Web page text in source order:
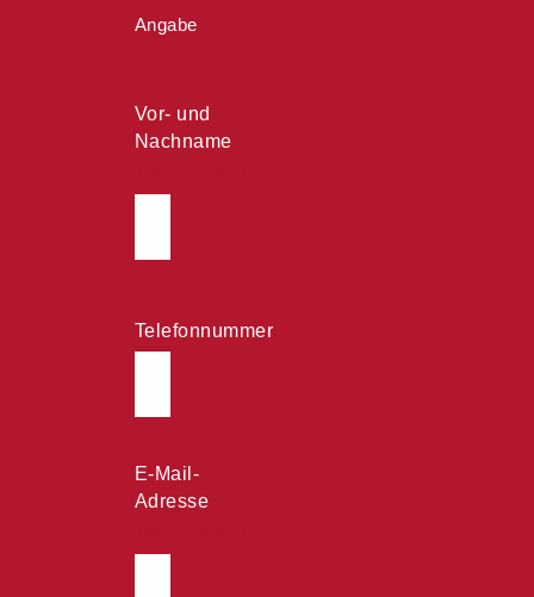
Angabe
Vor- und
Nachname
Telefonnummer
E-Mail-
Adresse